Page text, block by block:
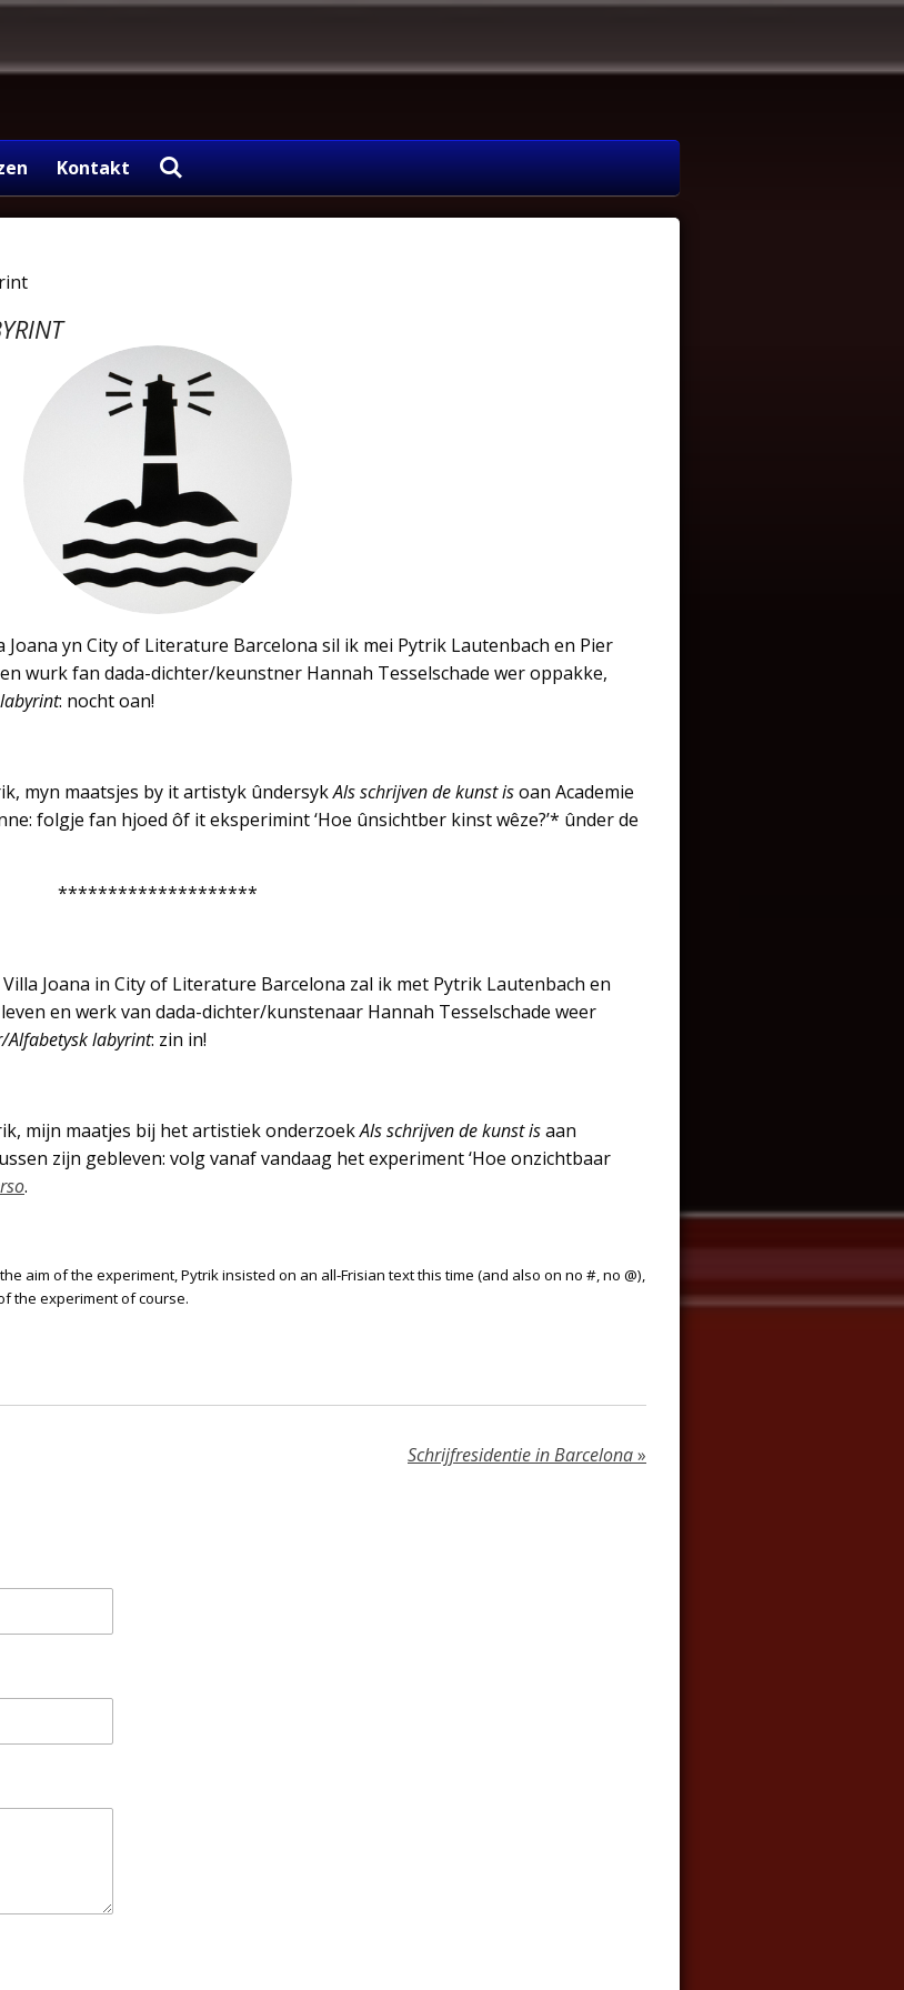
Kontakt
yn City of Literature Barcelona sil ik mei Pytrik Lautenbach en Pier
wurk fan dada-dichter/keunstner Hannah Tesselschade wer oppakke,
: nocht oan!
myn maatsjes by it artistyk ûndersykAls schrijven de kunst isoan Academie
folgje fan hjoed ôf it eksperimint ‘Hoe ûnsichtber kinst wêze?’* ûnder de
********************
Joana in City of Literature Barcelona zal ik met Pytrik Lautenbach en
en werk van dada-dichter/kunstenaar Hannah Tesselschade weer
Alfabetysk labyrint: zin in!
mijn maatjes bij het artistiek onderzoekAls schrijven de kunst isaan
zijn gebleven: volg vanaf vandaag het experiment ‘Hoe onzichtbaar
.
aim of the experiment, Pytrik insisted on an all-Frisian text this time (and also on no #, no @),
the experiment of course.
Schrijfresidentie in Barcelona»